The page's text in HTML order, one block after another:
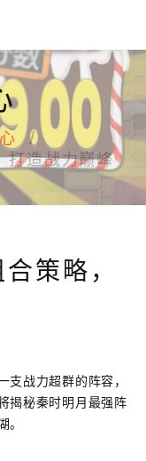
打造战力巅峰
策略，
战力超群的阵容，
揭秘秦时明月最强阵
。